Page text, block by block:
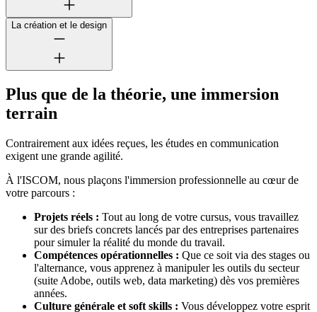
La création et le design
Plus que de la théorie, une immersion
terrain
Contrairement aux idées reçues, les études en communication
exigent une grande agilité.
À l'ISCOM, nous plaçons l'immersion professionnelle au cœur de
votre parcours :
Projets réels : Tout au long de votre cursus, vous travaillez
sur des briefs concrets lancés par des entreprises partenaires
pour simuler la réalité du monde du travail.
Compétences opérationnelles : Que ce soit via des stages ou
l'alternance, vous apprenez à manipuler les outils du secteur
(suite Adobe, outils web, data marketing) dès vos premières
années.
Culture générale et soft skills : Vous développez votre esprit